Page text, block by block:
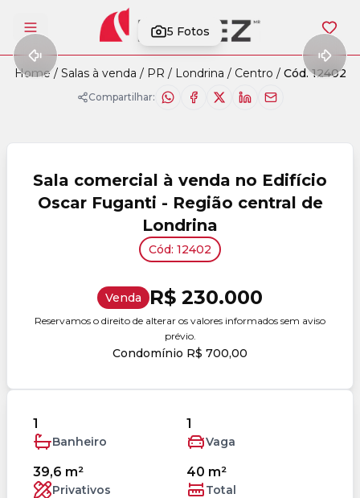
Abrir menu 5 Fotos
Home / Salas à venda / PR / Londrina / Centro / Cód. 12402
Compartilhar:
Sala comercial à venda no Edifício
Oscar Fuganti - Região central de
Londrina
Cód: 12402
Venda R$ 230.000
Reservamos o direito de alterar os valores informados sem aviso
prévio.
Condomínio R$ 700,00
1
Banheiro
1
Vaga
39,6 m²
Privativos
40 m²
Total